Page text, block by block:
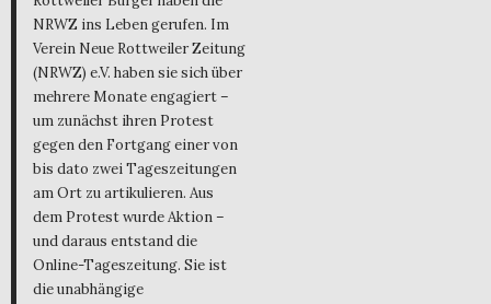
NRWZ ins Leben gerufen. Im
Verein Neue Rottweiler Zeitung
(NRWZ) e.V. haben sie sich über
mehrere Monate engagiert –
um zunächst ihren Protest
gegen den Fortgang einer von
bis dato zwei Tageszeitungen
am Ort zu artikulieren. Aus
dem Protest wurde Aktion –
und daraus entstand die
Online-Tageszeitung. Sie ist
die unabhängige